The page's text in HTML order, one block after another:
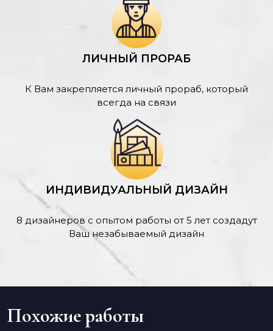
ЛИЧНЫЙ ПРОРАБ
К Вам закрепляется личный прораб, который
всегда на связи
ИНДИВИДУАЛЬНЫЙ ДИЗАЙН
8 дизайнеров с опытом работы от 5 лет создадут
Ваш незабываемый дизайн
Похожие работы